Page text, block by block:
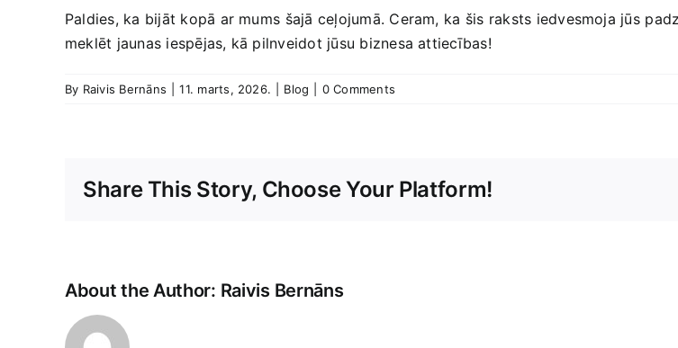
Paldies, ka bijāt kopā ar mums ⁣šajā ceļojumā. Ceram,‍ ka ⁢šis raksts iedvesmoja jūs
meklēt jaunas ‍iespējas, kā pilnveidot jūsu biznesa‍ attiecības!
By Raivis Bernāns 11. marts, 2026. Blog 0 Comments
Share This Story, Choose Your Platform!
About the Author: Raivis Bernāns